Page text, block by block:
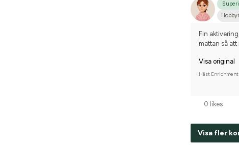
Nej,
Fin
mattan så att
Visa original
Häst
0 likes
Visa fler